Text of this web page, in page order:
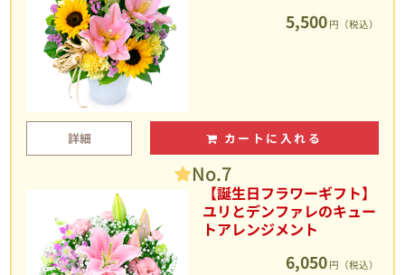
5,500 円（税込）
詳細 カートに入れる
No.7
【誕生日フラワーギフト】
ユリとデンファレのキュー
トアレンジメント
6,050 円（税込）